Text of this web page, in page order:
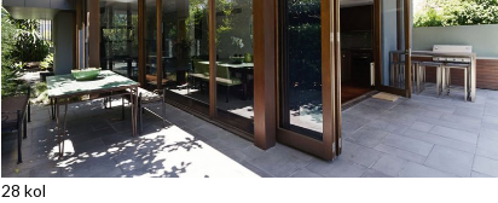
28 kol